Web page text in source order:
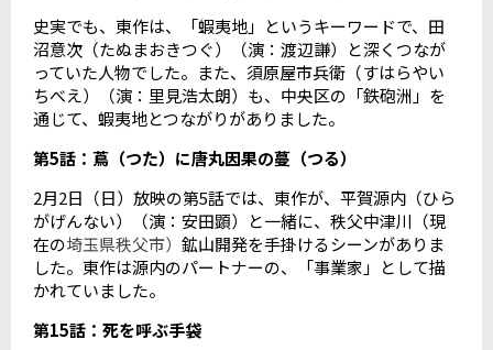
史実でも、東作は、「蝦夷地」というキーワードで、田
沼意次（たぬまおきつぐ）（演：渡辺謙）と深くつなが
っていた人物でした。また、須原屋市兵衛（すはらやい
ちべえ）（演：里見浩太朗）も、中央区の「鉄砲洲」を
通じて、蝦夷地とつながりがありました。
第5話：蔦（つた）に唐丸因果の蔓（つる）
2月2日（日）放映の第5話では、東作が、平賀源内（ひら
がげんない）（演：安田顕）と一緒に、秩父中津川（現
在の埼玉県秩父市） 鉱山開発を手掛けるシーンがありま
した。東作は源内のパートナーの、「事業家」として描
かれていました。
第15話：死を呼ぶ手袋